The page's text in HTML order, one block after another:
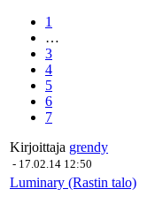
1
…
3
4
5
6
7
Kirjoittaja grendy
- 17.02.14 12:50
Luminary (Rastin talo)